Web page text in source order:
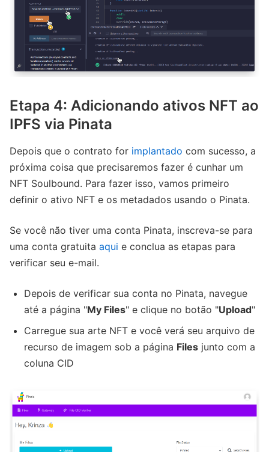
Etapa 4: Adicionando ativos NFT ao
IPFS via Pinata
Depois que o contrato for implantado com sucesso, a
próxima coisa que precisaremos fazer é cunhar um
NFT Soulbound. Para fazer isso, vamos primeiro
definir o ativo NFT e os metadados usando o Pinata.
Se você não tiver uma conta Pinata, inscreva-se para
uma conta gratuita aqui e conclua as etapas para
verificar seu e-mail.
Depois de verificar sua conta no Pinata, navegue
até a página "My Files" e clique no botão "Upload"
Carregue sua arte NFT e você verá seu arquivo de
recurso de imagem sob a página Files junto com a
coluna CID